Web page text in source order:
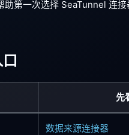
第一次选择 SeaTunnel 连
先
数据来源连接器